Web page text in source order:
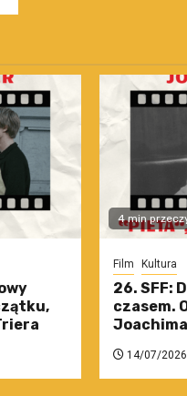
4 min
Film Kultura
26. SFF:
czasem.
14/07/2026